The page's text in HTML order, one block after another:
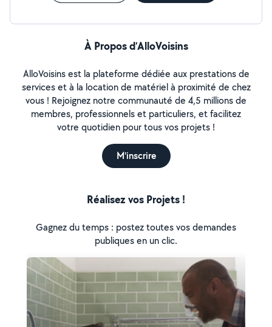
À Propos d’AlloVoisins
AlloVoisins est la plateforme dédiée aux prestations de
services et à la location de matériel à proximité de chez
vous ! Rejoignez notre communauté de 4,5 millions de
membres, professionnels et particuliers, et facilitez
votre quotidien pour tous vos projets !
M'inscrire
Réalisez vos Projets !
Gagnez du temps : postez toutes vos demandes
publiques en un clic.